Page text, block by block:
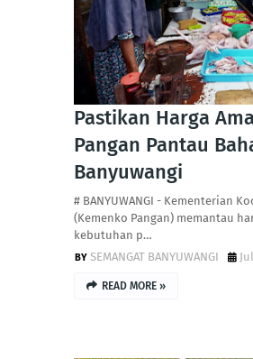
Pastikan Harga
Pangan Pantau
Banyuwangi
# BANYUWANGI - Kementerian
(Kemenko Pangan) memantau
kebutuhan p…
SEMANGAT BANYUWANGI
READ MORE »